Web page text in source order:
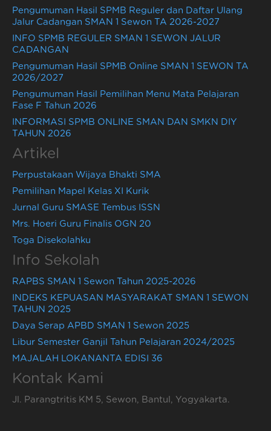
Pengumuman Hasil SPMB Reguler dan Daftar Ulang
Jalur Cadangan SMAN 1 Sewon TA 2026-2027
INFO SPMB REGULER SMAN 1 SEWON JALUR
CADANGAN
Pengumuman Hasil SPMB Online SMAN 1 SEWON TA
2026/2027
Pengumuman Hasil Pemilihan Menu Mata Pelajaran
Fase F Tahun 2026
INFORMASI SPMB ONLINE SMAN DAN SMKN DIY
TAHUN 2026
Artikel
Perpustakaan Wijaya Bhakti SMA
Pemilihan Mapel Kelas XI Kurik
Jurnal Guru SMASE Tembus ISSN
Mrs. Hoeri Guru Finalis OGN 20
Toga Disekolahku
Info Sekolah
RAPBS SMAN 1 Sewon Tahun 2025-2026
INDEKS KEPUASAN MASYARAKAT SMAN 1 SEWON
TAHUN 2025
Daya Serap APBD SMAN 1 Sewon 2025
Libur Semester Ganjil Tahun Pelajaran 2024/2025
MAJALAH LOKANANTA EDISI 36
Kontak Kami
Jl. Parangtritis KM 5, Sewon, Bantul, Yogyakarta.